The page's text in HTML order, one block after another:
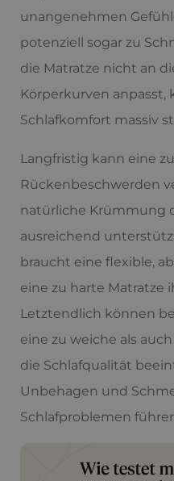
unangenehmen
potenziell sogar zu
die Matratze nicht an
Körperkurven anpasst,
Schlafkomfort massiv
Langfristig kann eine
Rückenbeschwerden
natürliche Krümmung
ausreichend
braucht eine flexible,
eine zu harte Matratze
Letztendlich können
eine zu weiche als
die Schlafqualität
Unbehagen und
Schlafproblemen